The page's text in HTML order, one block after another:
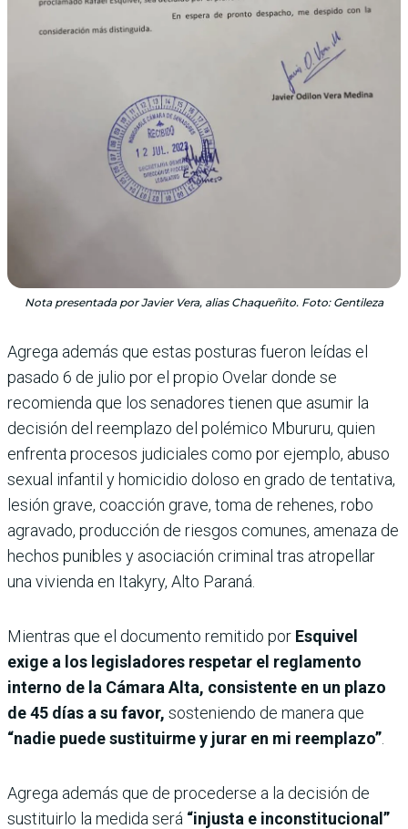
Nota presentada por Javier Vera, alias Chaqueñito. Foto: Gentileza
Agrega además que estas posturas fueron leídas el
pasado 6 de julio por el propio Ovelar donde se
recomienda que los senadores tienen que asumir la
decisión del reemplazo del polémico Mbururu, quien
enfrenta procesos judiciales como por ejemplo, abuso
sexual infantil y homicidio doloso en grado de tentativa,
lesión grave, coacción grave, toma de rehenes, robo
agravado, producción de riesgos comunes, amenaza de
hechos punibles y asociación criminal tras atropellar
una vivienda en Itakyry, Alto Paraná.
Mientras que el documento remitido por Esquivel
exige a los legisladores respetar el reglamento
interno de la Cámara Alta, consistente en un plazo
de 45 días a su favor, sosteniendo de manera que
“nadie puede sustituirme y jurar en mi reemplazo”
Agrega además que de procederse a la decisión de
sustituirlo la medida será “injusta e inconstitucional”